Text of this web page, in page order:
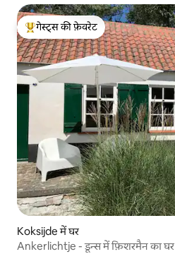
गेस्ट्स का टॉप फ़ेवरेट
गेस्ट्स की फ़ेवरेट
Koksijde में घर
Ankerlichtje - डून्स में फ़िशरमैन का घर